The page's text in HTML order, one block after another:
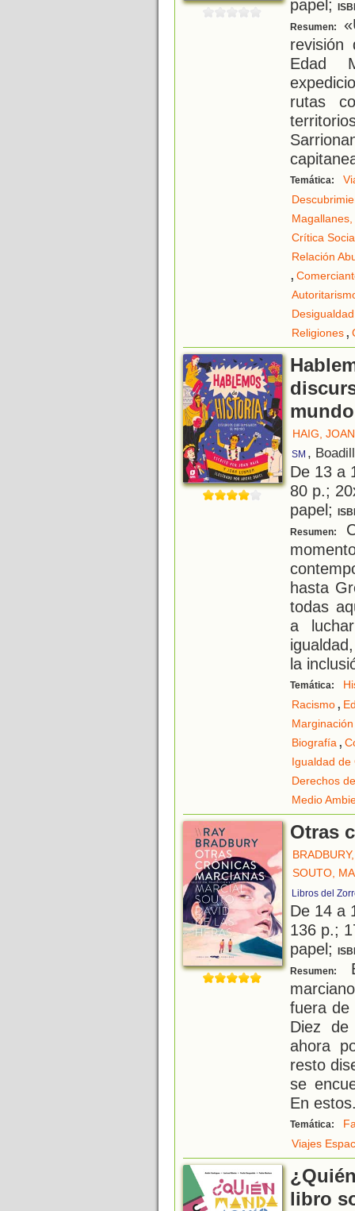
papel;
Resumen:
revisión
Edad
rutas
Temática:
Crítica
Relación
,
Religiones,
mundo
HAIG, JOAN
SM ,
De 13 a
80 p.;
papel;
Resumen:
hasta
todas
a
la
Temática:
Racismo,
Biografía,
Igualdad de
Derechos
Medio
Otras
SOUTO,
Libros del
De 14 a
136 p.;
papel;
Resumen:
fuera de
Diez de
ahora
resto
se
En estos
Temática:
Viajes
libro